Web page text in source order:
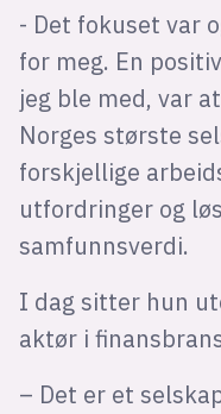
- Det fokuset var
for meg. En
jeg ble med, var
Norges største
forskjellige
utfordringer og
samfunnsverdi.
I dag sitter hun
aktør i
– Det er et